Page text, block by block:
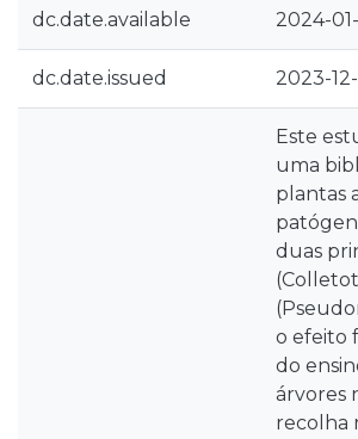
dc.date.available 2024-
dc.date.issued 2023-
Este
uma
plantas
duas
o efeito
do
árvores
recolha